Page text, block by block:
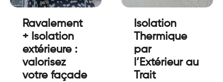
Ravalement
+ Isolation
extérieure :
valorisez
votre façade
Isolation
Thermique
par
l’Extérieur au
Trait